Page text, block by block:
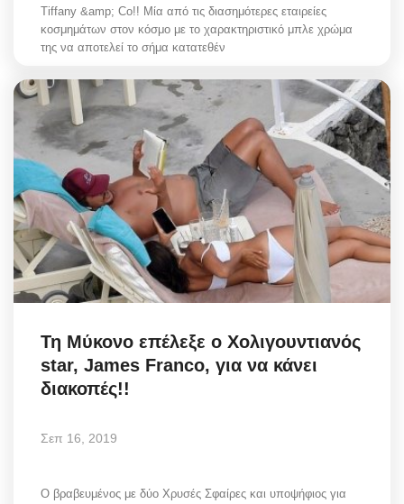
Tiffany &amp; Co!! Μία από τις διασημότερες εταιρείες
κοσμημάτων στον κόσμο με το χαρακτηριστικό μπλε χρώμα
της να αποτελεί το σήμα κατατεθέν
Τη Μύκονο επέλεξε ο Χολιγουντιανός
star, James Franco, για να κάνει
διακοπές!!
Σεπ 16, 2019
Ο βραβευμένος με δύο Χρυσές Σφαίρες και υποψήφιος για